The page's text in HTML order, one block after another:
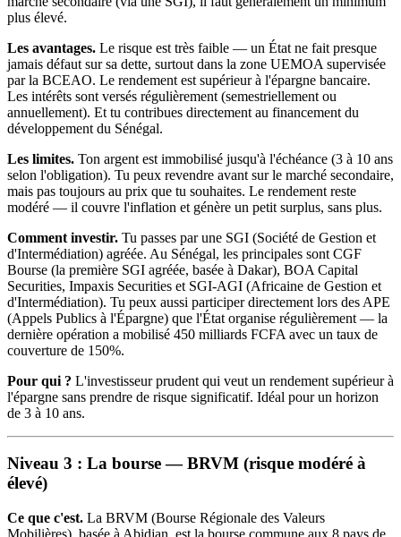
plus élevé.
Les avantages. Le risque est très faible — un État ne fait presque
jamais défaut sur sa dette, surtout dans la zone UEMOA supervisée
par la BCEAO. Le rendement est supérieur à l'épargne bancaire.
Les intérêts sont versés régulièrement (semestriellement ou
annuellement). Et tu contribues directement au financement du
développement du Sénégal.
Les limites. Ton argent est immobilisé jusqu'à l'échéance (3 à 10 ans
selon l'obligation). Tu peux revendre avant sur le marché secondaire,
mais pas toujours au prix que tu souhaites. Le rendement reste
modéré — il couvre l'inflation et génère un petit surplus, sans plus.
Comment investir. Tu passes par une SGI (Société de Gestion et
d'Intermédiation) agréée. Au Sénégal, les principales sont CGF
Bourse (la première SGI agréée, basée à Dakar), BOA Capital
Securities, Impaxis Securities et SGI-AGI (Africaine de Gestion et
d'Intermédiation). Tu peux aussi participer directement lors des APE
(Appels Publics à l'Épargne) que l'État organise régulièrement — la
dernière opération a mobilisé 450 milliards FCFA avec un taux de
couverture de 150%.
Pour qui ? L'investisseur prudent qui veut un rendement supérieur à
l'épargne sans prendre de risque significatif. Idéal pour un horizon
de 3 à 10 ans.
Niveau 3 : La bourse — BRVM (risque modéré à
élevé)
Ce que c'est. La BRVM (Bourse Régionale des Valeurs
Mobilières), basée à Abidjan, est la bourse commune aux 8 pays de